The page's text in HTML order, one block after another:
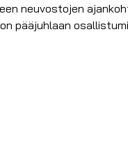
neuvostojen
pääjuhlaan